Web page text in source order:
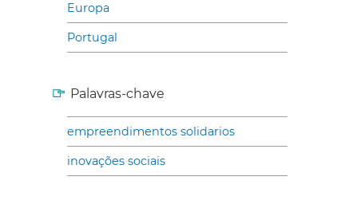
Europa
Portugal
Palavras-chave
empreendimentos solidarios
inovações sociais